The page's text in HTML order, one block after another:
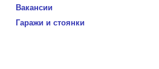
Вакансии
Гаражи и стоянки